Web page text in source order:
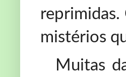
reprimidas.
mistérios
Muitas